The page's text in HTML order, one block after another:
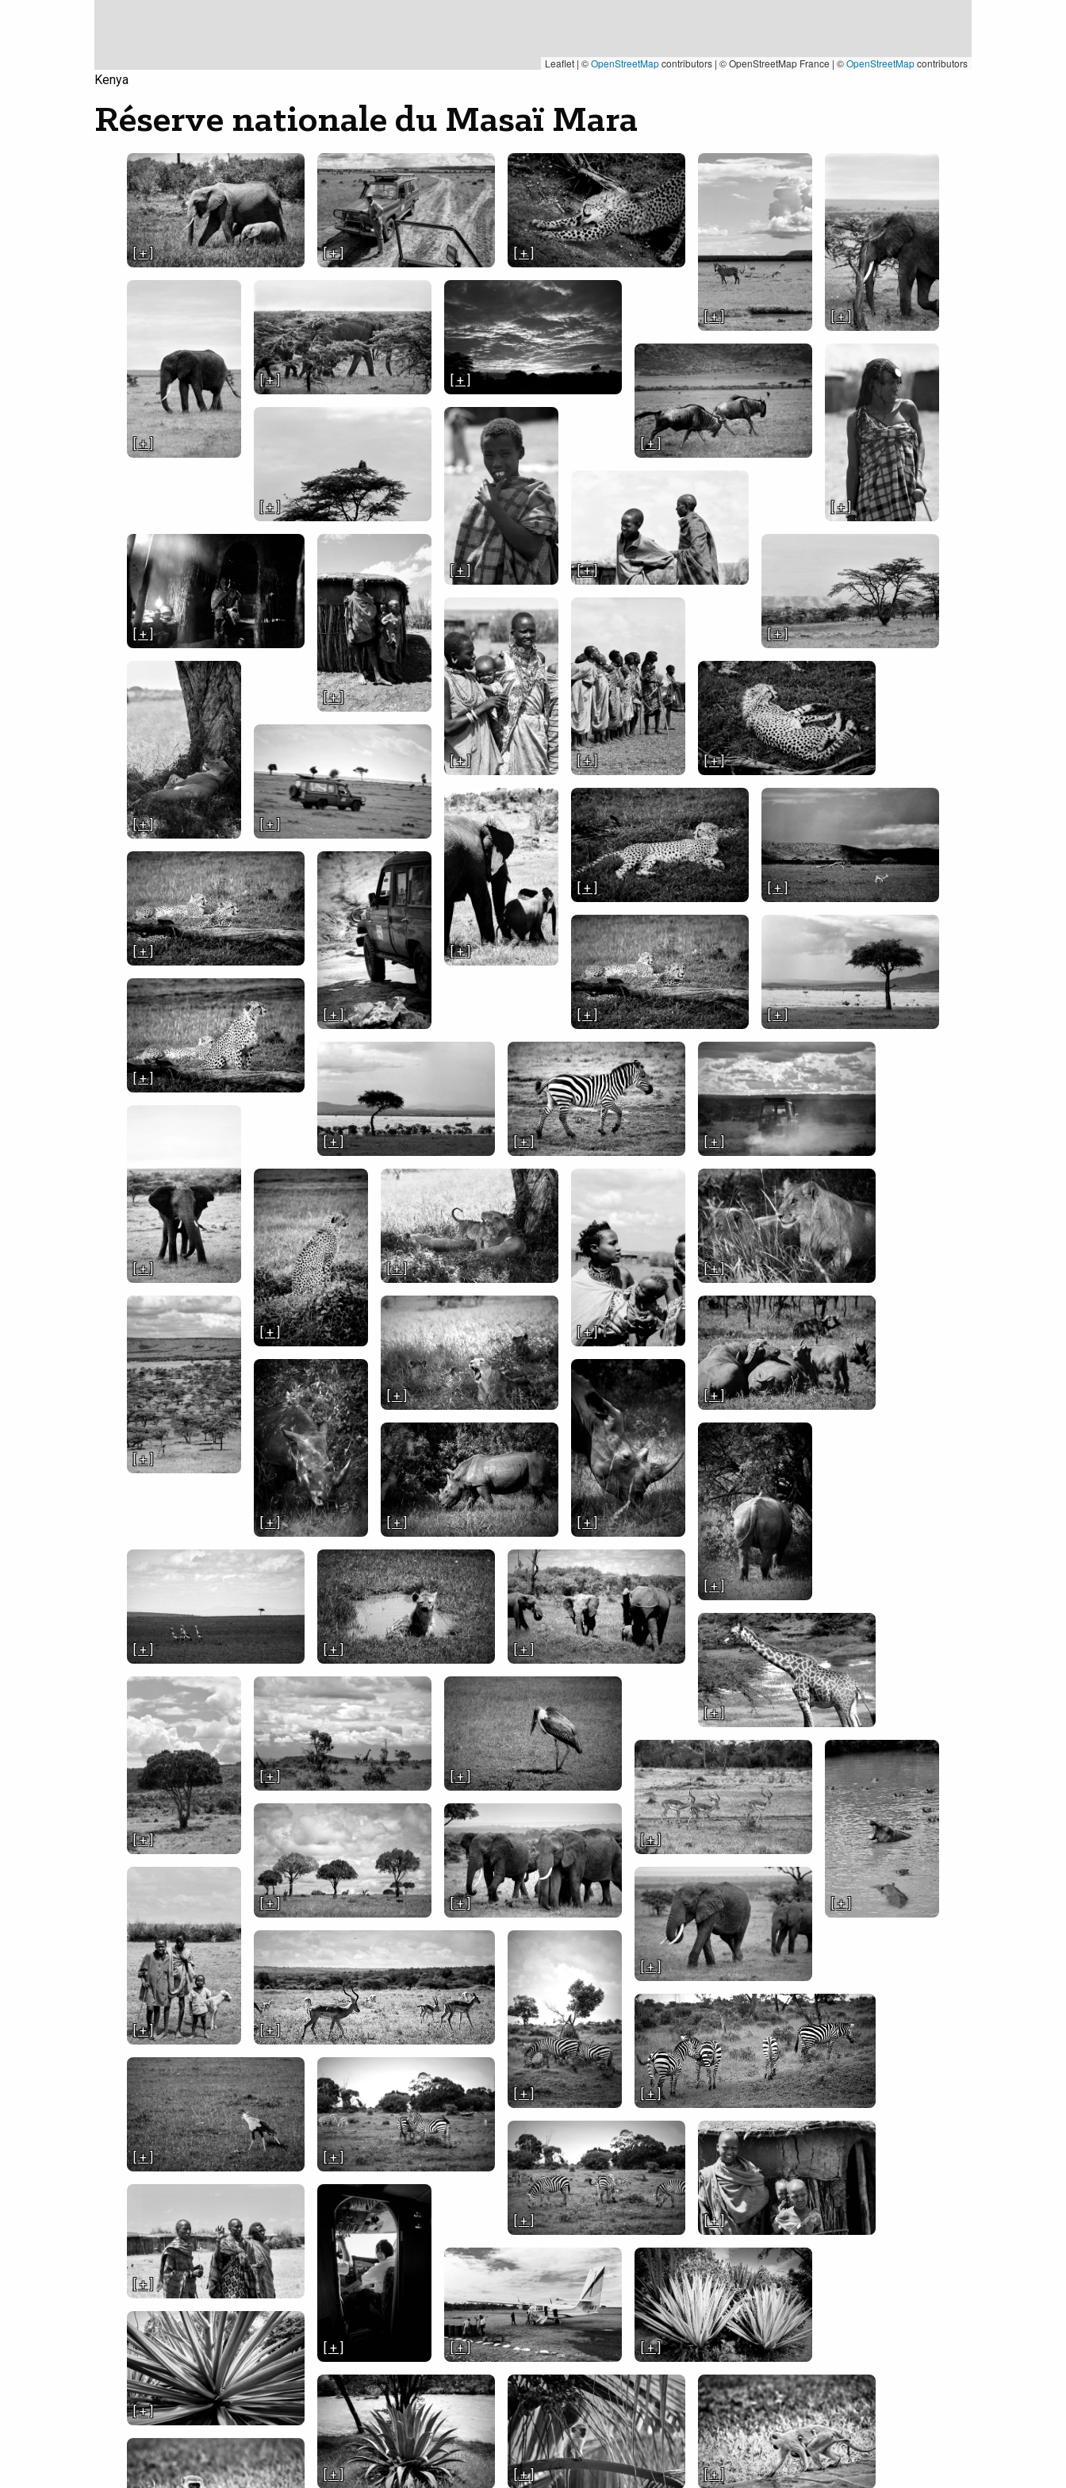
Leaflet | ©OpenStreetMapcontributors | © OpenStreetMap France | ©OpenStreetMapcontributors
Kenya
Réserve nationale du Masaï Mara
[ + ] [ + ] [ + ]
[ + ] [ + ]
[ + ]
[ + ] [ + ]
[ + ]
[ + ] [ + ]
[ + ] [ + ]
[ + ]
[ + ]
[ + ]
[ + ] [ + ]
[ + ]
[ + ]
[ + ]
[ + ]
[ + ] [ + ]
[ + ]
[ + ] [ + ]
[ + ]
[ + ]
[ + ] [ + ] [ + ]
[ + ]
[ + ]
[ + ]
[ + ]
[ + ]
[ + ]
[ + ]
[ + ]
[ + ] [ + ] [ + ]
[ + ]
[ + ] [ + ] [ + ]
[ + ]
[ + ]
[ + ] [ + ]
[ + ]
[ + ]
[ + ] [ + ]
[ + ]
[ + ] [ + ]
[ + ] [ + ]
[ + ] [ + ]
[ + ] [ + ]
[ + ]
[ + ] [ + ] [ + ]
[ + ]
[ + ] [ + ] [ + ]